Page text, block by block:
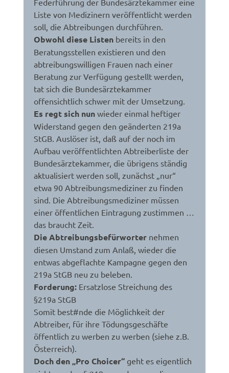
Liste von Medizinern veröffentlicht werden
soll, die Abtreibungen durchführen.
Obwohl diese Listen bereits in den
Beratungsstellen existieren und den
abtreibungswilligen Frauen nach einer
Beratung zur Verfügung gestellt werden,
tat sich die Bundesärztekammer
offensichtlich schwer mit der Umsetzung.
Es regt sich nun wieder einmal heftiger
Widerstand gegen den geänderten 219a
StGB. Auslöser ist, daß auf der noch im
Aufbau veröffentlichten Abtreiberliste der
Bundesärztekammer, die übrigens ständig
aktualisiert werden soll, zunächst „nur“
etwa 90 Abtreibungsmediziner zu finden
sind. Die Abtreibungsmediziner müssen
einer öffentlichen Eintragung zustimmen …
das braucht Zeit.
Die Abtreibungsbefürworter nehmen
diesen Umstand zum Anlaß, wieder die
entwas abgeflachte Kampagne gegen den
219a StGB neu zu beleben.
Forderung: Ersatzlose Streichung des
§219a StGB
Somit best#nde die Möglichkeit der
Abtreiber, für ihre Tödungsgeschäfte
öffentlich zu werben zu werben (siehe z.B.
Österreich).
Doch den „Pro Choicer“ geht es eigentlich